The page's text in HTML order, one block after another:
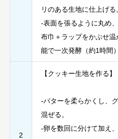
リのある生地に仕上げる
-表面を張るように丸め
布巾＋ラップをかぶせ
能で一次発酵（約1時間）
2
【クッキー生地を作る】
-バターを柔らかくし、
混ぜる。
-卵を数回に分けて加え